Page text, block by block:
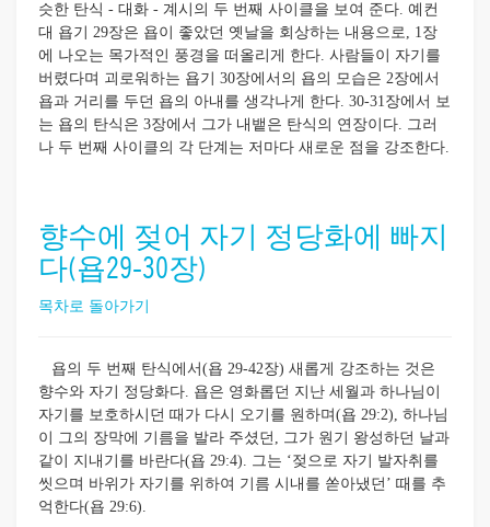
슷한 탄식 - 대화 - 계시의 두 번째 사이클을 보여 준다. 예컨
대 욥기 29장은 욥이 좋았던 옛날을 회상하는 내용으로, 1장
에 나오는 목가적인 풍경을 떠올리게 한다. 사람들이 자기를
버렸다며 괴로워하는 욥기 30장에서의 욥의 모습은 2장에서
욥과 거리를 두던 욥의 아내를 생각나게 한다. 30-31장에서 보
는 욥의 탄식은 3장에서 그가 내뱉은 탄식의 연장이다. 그러
나 두 번째 사이클의 각 단계는 저마다 새로운 점을 강조한다.
향수에 젖어 자기 정당화에 빠지
다(욥29-30장)
목차로 돌아가기
욥의 두 번째 탄식에서(욥 29-42장) 새롭게 강조하는 것은
향수와 자기 정당화다. 욥은 영화롭던 지난 세월과 하나님이
자기를 보호하시던 때가 다시 오기를 원하며(욥 29:2), 하나님
이 그의 장막에 기름을 발라 주셨던, 그가 원기 왕성하던 날과
같이 지내기를 바란다(욥 29:4). 그는 ‘젖으로 자기 발자취를
씻으며 바위가 자기를 위하여 기름 시내를 쏟아냈던’ 때를 추
억한다(욥 29:6).